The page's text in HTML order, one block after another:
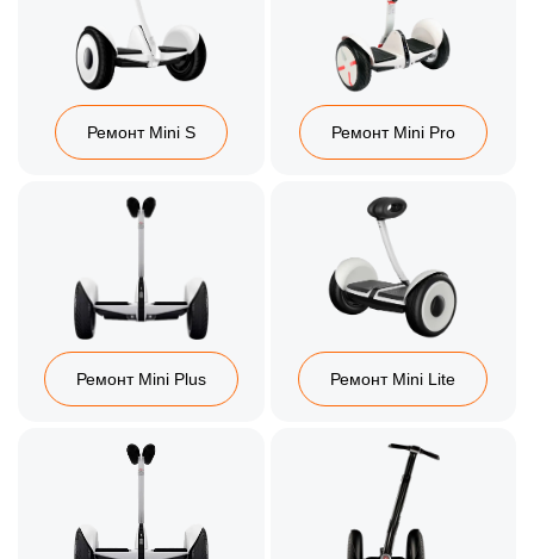
Ремонт Mini S Ремонт Mini Pro
Ремонт Mini Plus Ремонт Mini Lite